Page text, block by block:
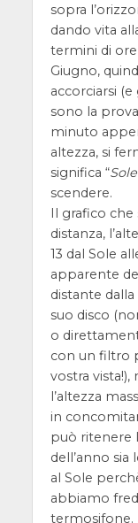
sopra
dando vita
termini di ore
Giugno,
accorciarsi
sono la
minuto
altezza, si
significa “
scendere.
Il grafico
distanza,
13 dal Sole
apparente
distante
suo disco
o
con un filtro
vostra
l’altezza
in
può ritenere
dell’anno
al Sole
abbiamo
termosifone.